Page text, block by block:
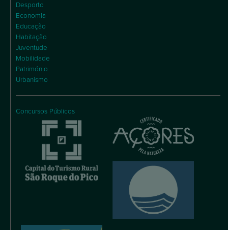
Desporto
Economia
Educação
Habitação
Juventude
Mobilidade
Património
Urbanismo
Concursos Públicos